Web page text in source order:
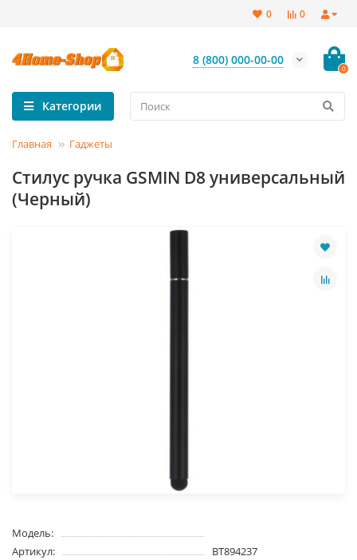
0
0
8 (800) 000-00-00
0
Категории
Главная Гаджеты
Стилус ручка GSMIN D8 универсальный
(Черный)
Модель:
Артикул:
BT894237